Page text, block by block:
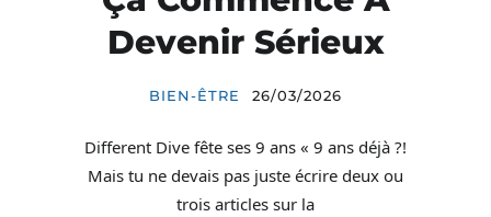
Devenir Sérieux
BIEN-ÊTRE 26/03/2026
Different Dive fête ses 9 ans « 9 ans déjà ?!
Mais tu ne devais pas juste écrire deux ou
trois articles sur la